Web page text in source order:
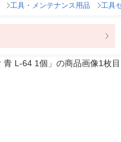
工具・メンテナンス用品 工具